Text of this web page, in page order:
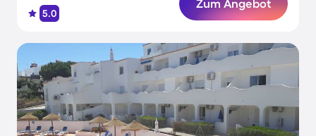
5.0
Zum Angebot